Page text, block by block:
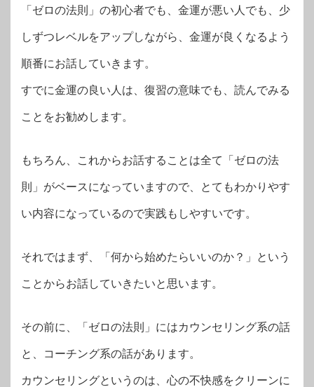
「ゼロの法則」の初心者でも、金運が悪い人でも、少
しずつレベルをアップしながら、金運が良くなるよう
順番にお話していきます。
すでに金運の良い人は、復習の意味でも、読んでみる
ことをお勧めします。
もちろん、これからお話することは全て「ゼロの法
則」がベースになっていますので、とてもわかりやす
い内容になっているので実践もしやすいです。
それではまず、「何から始めたらいいのか？」という
ことからお話していきたいと思います。
その前に、「ゼロの法則」にはカウンセリング系の話
と、コーチング系の話があります。
カウンセリングというのは、心の不快感をクリーンに